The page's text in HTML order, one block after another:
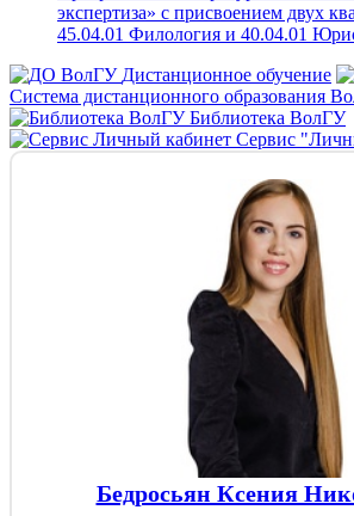
экспертиза» с присвоением двух
45.04.01 Филология и 40.04.01
Дистанционное обучение
Система дистанционного образования
Библиотека ВолГУ
Сервис
Бедросьян Ксения